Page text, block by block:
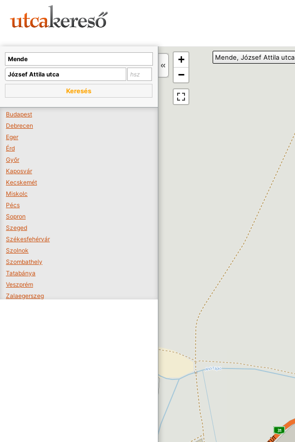
+
−
Mende, József Attila utca
Keresés
Budapest
Debrecen
Eger
Érd
Győr
Kaposvár
Kecskemét
Miskolc
Pécs
Sopron
Szeged
Székesfehérvár
Szolnok
Szombathely
Tatabánya
Veszprém
Zalaegerszeg
A térképet kicsinyíteni kell, hogy látszódjanak a boltok.
Boltok látszódjanak >>